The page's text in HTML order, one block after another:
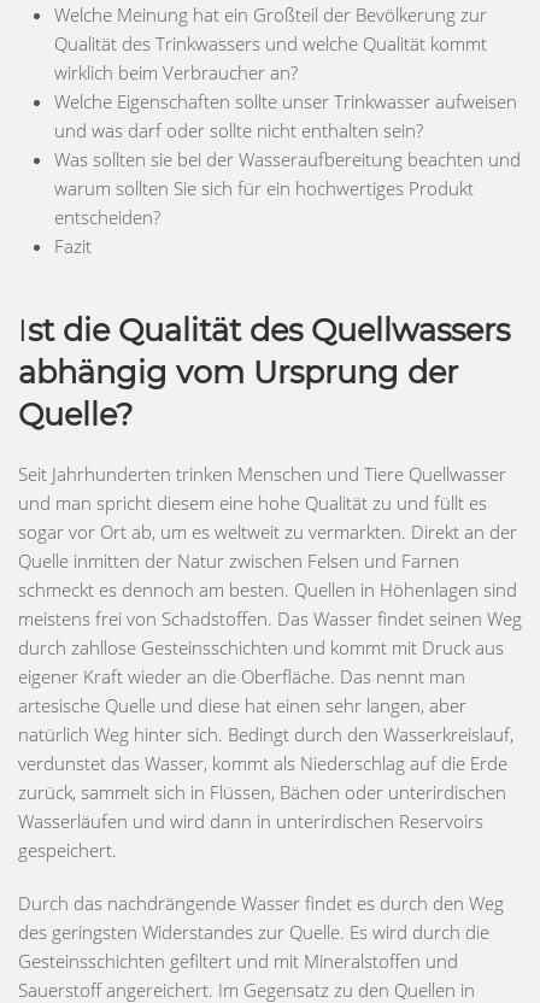
Welche Meinung hat ein Großteil der Bevölkerung zur
Qualität des Trinkwassers und welche Qualität kommt
wirklich beim Verbraucher an?
Welche Eigenschaften sollte unser Trinkwasser aufweisen
und was darf oder sollte nicht enthalten sein?
Was sollten sie bei der Wasseraufbereitung beachten und
warum sollten Sie sich für ein hochwertiges Produkt
entscheiden?
Fazit
Ist die Qualität des Quellwassers
abhängig vom Ursprung der
Quelle?
Seit Jahrhunderten trinken Menschen und Tiere Quellwasser
und man spricht diesem eine hohe Qualität zu und füllt es
sogar vor Ort ab, um es weltweit zu vermarkten. Direkt an der
Quelle inmitten der Natur zwischen Felsen und Farnen
schmeckt es dennoch am besten. Quellen in Höhenlagen sind
meistens frei von Schadstoffen. Das Wasser findet seinen Weg
durch zahllose Gesteinsschichten und kommt mit Druck aus
eigener Kraft wieder an die Oberfläche. Das nennt man
artesische Quelle und diese hat einen sehr langen, aber
natürlich Weg hinter sich. Bedingt durch den Wasserkreislauf,
verdunstet das Wasser, kommt als Niederschlag auf die Erde
zurück, sammelt sich in Flüssen, Bächen oder unterirdischen
Wasserläufen und wird dann in unterirdischen Reservoirs
gespeichert.
Durch das nachdrängende Wasser findet es durch den Weg
des geringsten Widerstandes zur Quelle. Es wird durch die
Gesteinsschichten gefiltert und mit Mineralstoffen und
Sauerstoff angereichert. Im Gegensatz zu den Quellen in